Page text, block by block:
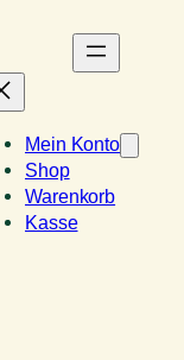
Mein Konto
Shop
Warenkorb
Kasse